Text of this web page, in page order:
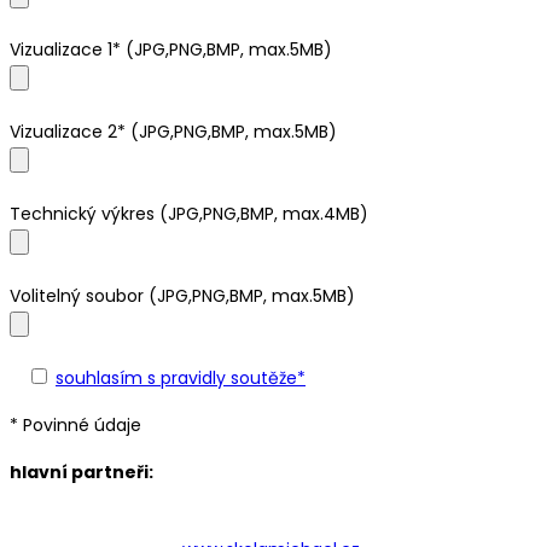
Vizualizace 1* (JPG,PNG,BMP, max.5MB)
Vizualizace 2* (JPG,PNG,BMP, max.5MB)
Technický výkres (JPG,PNG,BMP, max.4MB)
Volitelný soubor (JPG,PNG,BMP, max.5MB)
souhlasím s pravidly soutěže*
* Povinné údaje
hlavní partneři: